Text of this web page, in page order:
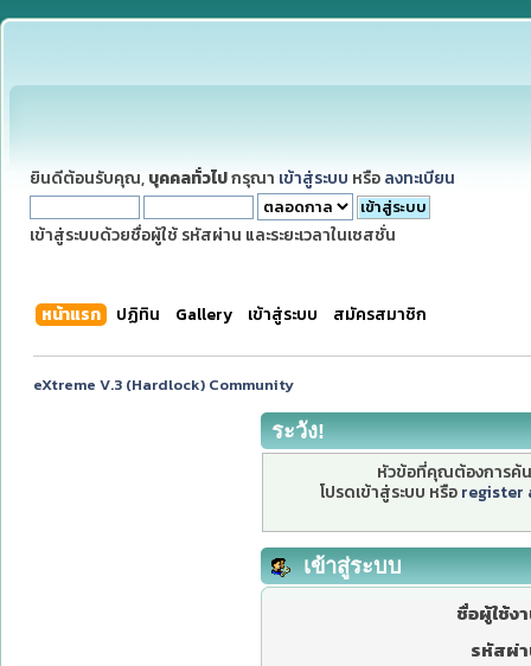
ยินดีต้อนรับคุณ, บุคคลทั่วไปกรุณา เข้าสู่ระบบ หรือ ลงทะเบียน
เข้าสู่ระบบด้วยชื่อผู้ใช้ รหัสผ่าน และระยะเวลาในเซสชั่น
หน้าแรก ปฏิทิน Gallery เข้าสู่ระบบ สมัครสมาชิก
eXtreme V.3 (Hardlock) Community
ระวัง!
หัวข้อที่คุณต้องการค้
โปรดเข้าสู่ระบบ หรือ register
เข้าสู่ระบบ
ชื่อผู้ใช้ง
รหัสผ่